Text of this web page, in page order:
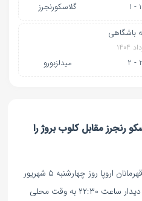
1 - 1 گلاسکورنجرز
باشگاهی
2 - 2 میدلزبورو
رنجرز مقابل کلوب بروژ را
کلوب بروژ در مرحله پلی‌آف لیگ قهرمانان اروپا روز چهارشنبه ۵ شهریور
۱۴۰۴ به مصاف رنجرز می‌رود. این دیدار ساعت ۲۲:۳۰ به وقت محلی